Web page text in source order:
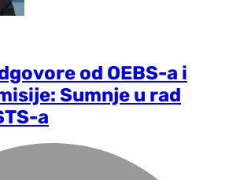
od OEBS-a i
Sumnje u rad
a